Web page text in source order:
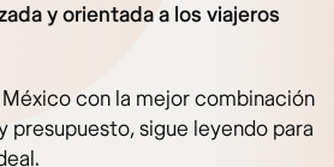
y orientada a los viajeros
con la mejor combinación
presupuesto, sigue leyendo para